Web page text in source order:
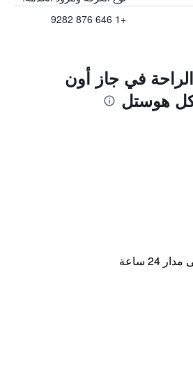
+1 646 876 9282
في جاز أون
هوستل
ساعة